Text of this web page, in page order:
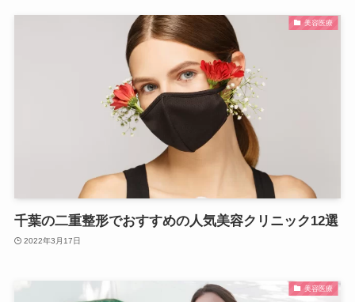
美容医療
千葉の二重整形でおすすめの人気美容クリニック12選
2022年3月17日
美容医療